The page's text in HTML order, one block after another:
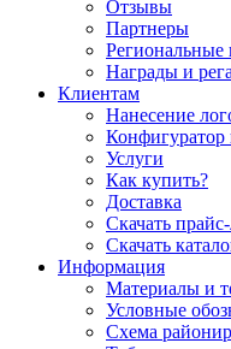
Отзывы
Партнеры
Региональные
Награды и
Клиентам
Нанесение
Конфигуратор
Услуги
Как купить?
Доставка
Скачать
Скачать
Информация
Материалы и
Условные
Схема